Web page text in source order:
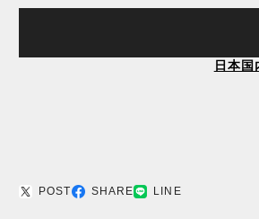
日本
POST SHARE LINE